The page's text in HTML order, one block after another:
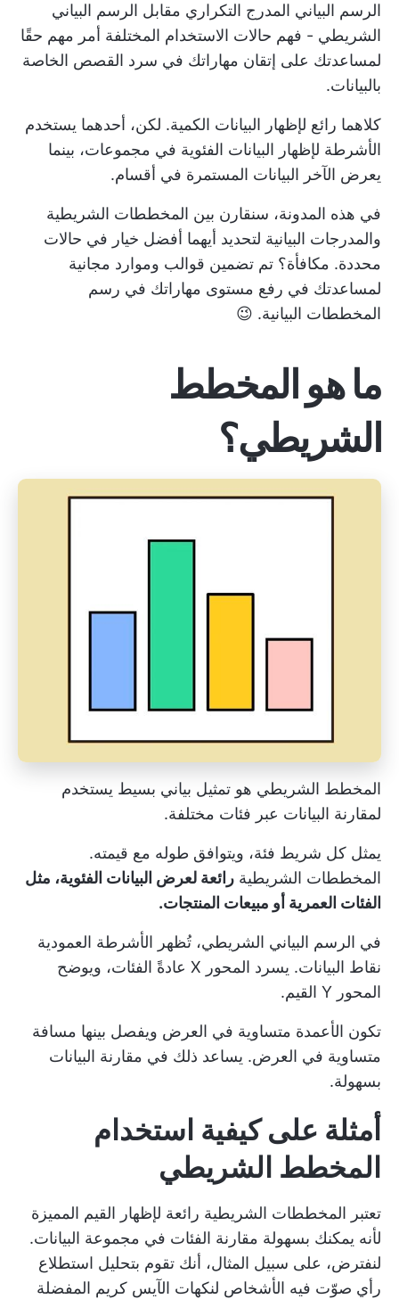
الرسم البياني المدرج التكراري مقابل الرسم البياني
الشريطي - فهم حالات الاستخدام المختلفة أمر مهم حقًا
لمساعدتك على إتقان مهاراتك في سرد القصص الخاصة
بالبيانات.
كلاهما رائع لإظهار البيانات الكمية. لكن، أحدهما يستخدم
الأشرطة لإظهار البيانات الفئوية في مجموعات، بينما
يعرض الآخر البيانات المستمرة في أقسام.
في هذه المدونة، سنقارن بين المخططات الشريطية
والمدرجات البيانية لتحديد أيهما أفضل خيار في حالات
محددة. مكافأة؟ تم تضمين قوالب وموارد مجانية
لمساعدتك في رفع مستوى مهاراتك في رسم
المخططات البيانية. 😉
ما هو المخطط
الشريطي؟
المخطط الشريطي هو تمثيل بياني بسيط يستخدم
لمقارنة البيانات عبر فئات مختلفة.
يمثل كل شريط فئة، ويتوافق طوله مع قيمته.
المخططات الشريطية رائعة لعرض البيانات الفئوية، مثل
الفئات العمرية أو مبيعات المنتجات.
في الرسم البياني الشريطي، تُظهر الأشرطة العمودية
نقاط البيانات. يسرد المحور X عادةً الفئات، ويوضح
المحور Y القيم.
تكون الأعمدة متساوية في العرض ويفصل بينها مسافة
متساوية في العرض. يساعد ذلك في مقارنة البيانات
بسهولة.
أمثلة على كيفية استخدام
المخطط الشريطي
تعتبر المخططات الشريطية رائعة لإظهار القيم المميزة
لأنه يمكنك بسهولة مقارنة الفئات في مجموعة البيانات.
لنفترض، على سبيل المثال، أنك تقوم بتحليل استطلاع
رأي صوّت فيه الأشخاص لنكهات الآيس كريم المفضلة